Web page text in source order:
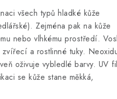
všech typů hladké kůže
Zejména pak na kůže
nebo vlhkému prostředí.
a rostlinné tuky.
oživuje vybledlé barvy. UV
se kůže stane měkká,